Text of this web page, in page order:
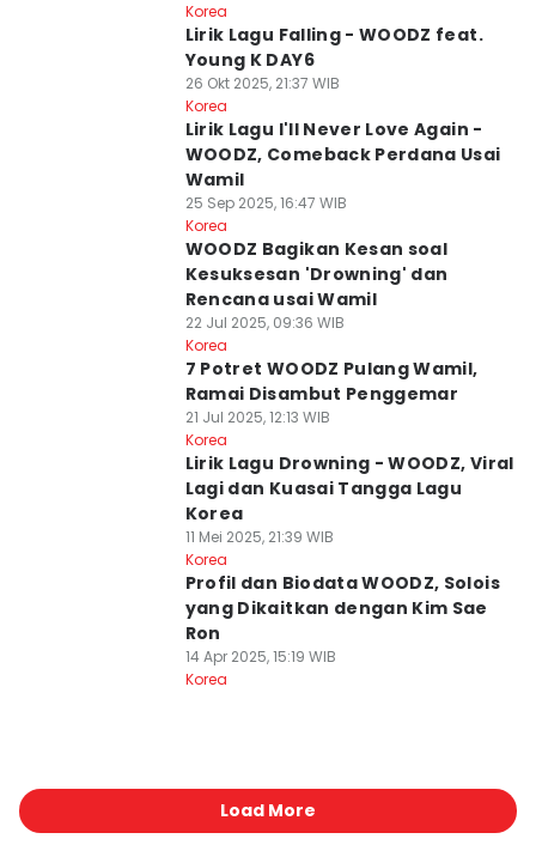
Korea
Lirik Lagu Falling - WOODZ feat.
Young K DAY6
26 Okt 2025, 21:37 WIB
Korea
Lirik Lagu I'll Never Love Again -
WOODZ, Comeback Perdana Usai
Wamil
25 Sep 2025, 16:47 WIB
Korea
WOODZ Bagikan Kesan soal
Kesuksesan 'Drowning' dan
Rencana usai Wamil
22 Jul 2025, 09:36 WIB
Korea
7 Potret WOODZ Pulang Wamil,
Ramai Disambut Penggemar
21 Jul 2025, 12:13 WIB
Korea
Lirik Lagu Drowning - WOODZ, Viral
Lagi dan Kuasai Tangga Lagu
Korea
11 Mei 2025, 21:39 WIB
Korea
Profil dan Biodata WOODZ, Solois
yang Dikaitkan dengan Kim Sae
Ron
14 Apr 2025, 15:19 WIB
Korea
Load More